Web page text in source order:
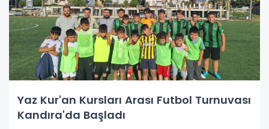
Yaz Kur'an Kursları Arası Futbol Turnuvası
Kandıra'da Başladı